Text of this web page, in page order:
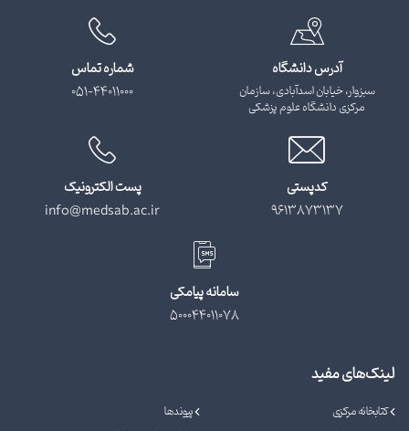
آدرس دانشگاه
سبزوار، خیابان اسدآبادی، سازمان
مرکزی دانشگاه علوم پزشکی
شماره تماس
051-44011000
کدپستی
9613873137
پست الکترونیک
info@medsab.ac.ir
سامانه پیامکی
500044011078
لینک‌های مفید
کتابخانه مرکزی
پیوندها